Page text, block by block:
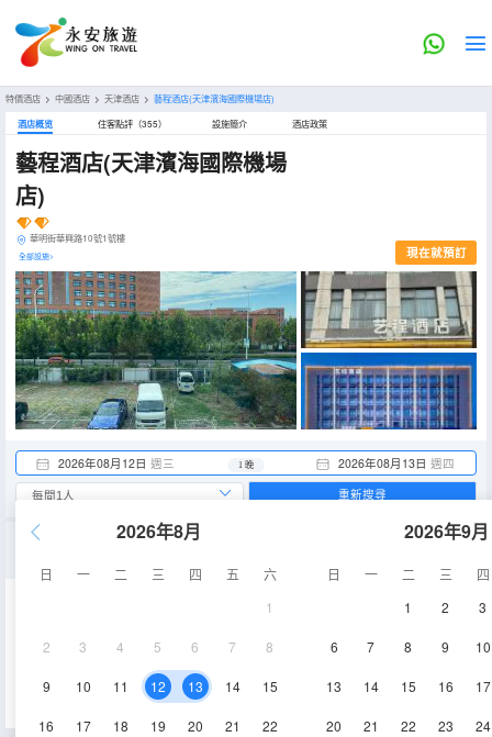
特價酒店 > 中國酒店 > 天津酒店 > 藝程酒店(天津濱海國際機場店)
酒店概览 住客點評（355） 設施簡介 酒店政策
藝程酒店(天津濱海國際機場
店)
華明街華興路10號1號樓
全部設施> 現在就預訂
2026年08月12日 週三 2026年08月13日 週四
1 晚
2026年8月
日 一 二 三 四 五
六
1
2 3 4 5 6 7 8
9 10 11 12 13 14 15
16 17 18 19 20 21 22
2026年9月
日 一 二 三
四
1
2 3
6 7 8 9 10
13 14 15 16 17
20 21 22 23 24
重新搜尋
空調